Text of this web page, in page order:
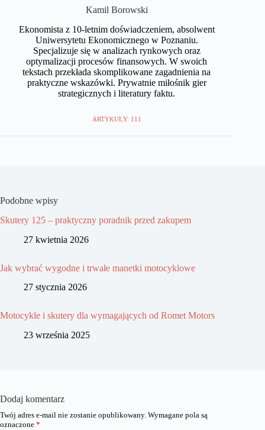
Kamil Borowski
Ekonomista z 10-letnim doświadczeniem, absolwent
Uniwersytetu Ekonomicznego w Poznaniu.
Specjalizuje się w analizach rynkowych oraz
optymalizacji procesów finansowych. W swoich
tekstach przekłada skomplikowane zagadnienia na
praktyczne wskazówki. Prywatnie miłośnik gier
strategicznych i literatury faktu.
ARTYKUŁY: 111
Podobne wpisy
Skutery 125 – praktyczny poradnik przed zakupem
27 kwietnia 2026
Jak wybrać wygodne i trwałe manetki motocyklowe
27 stycznia 2026
Motocykle i skutery dla wymagających od Romet Motors
23 września 2025
Dodaj komentarz
Twój adres e-mail nie zostanie opublikowany. Wymagane pola są
oznaczone *